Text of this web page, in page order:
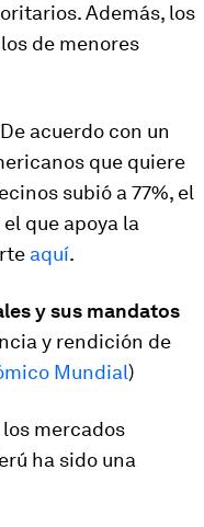
Además, los
de menores
acuerdo con un
que quiere
subió a 77%, el
que apoya la
aquí.
y sus mandatos
y rendición de
Mundial)
mercados
ha sido una